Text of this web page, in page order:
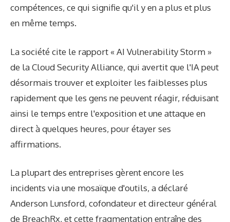
compétences, ce qui signifie qu'il y en a plus et plus
en même temps.
La société cite le rapport « AI Vulnerability Storm »
de la Cloud Security Alliance, qui avertit que l'IA peut
désormais trouver et exploiter les faiblesses plus
rapidement que les gens ne peuvent réagir, réduisant
ainsi le temps entre l'exposition et une attaque en
direct à quelques heures, pour étayer ses
affirmations.
La plupart des entreprises gèrent encore les
incidents via une mosaïque d'outils, a déclaré
Anderson Lunsford, cofondateur et directeur général
de BreachRx, et cette fragmentation entraîne des